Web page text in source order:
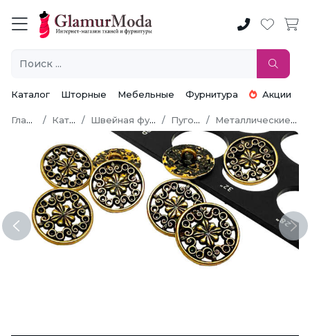
Каталог Шторные Мебельные Фурнитура Акции
Главная Каталог Швейная фурнитура Пуговицы Металлические пуговицы
Previous